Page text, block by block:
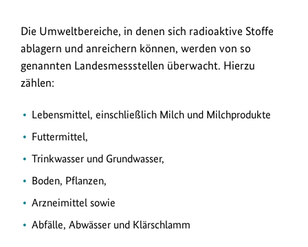
Die Umweltbereiche, in denen sich radioaktive Stoffe
ablagern und anreichern können, werden von so
genannten Landesmessstellen überwacht. Hierzu
zählen:
Lebensmittel, einschließlich Milch und Milchprodukte
Futtermittel,
Trinkwasser und Grundwasser,
Boden, Pflanzen,
Arzneimittel sowie
Abfälle, Abwässer und Klärschlamm